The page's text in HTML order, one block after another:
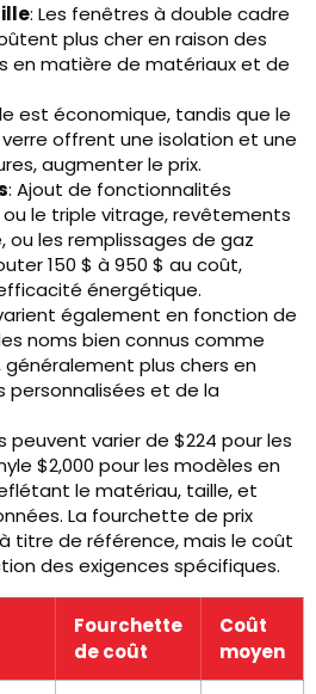
: Les fenêtres à double cadre
plus cher en raison des
en matière de matériaux et de
est économique, tandis que le
offrent une isolation et une
augmenter le prix.
: Ajout de fonctionnalités
le triple vitrage, revêtements
ou les remplissages de gaz
150 $ à 950 $ au coût,
énergétique.
également en fonction de
noms bien connus comme
généralement plus chers en
personnalisées et de la
varier de $224 pour les
$2,000 pour les modèles en
le matériau, taille, et
La fourchette de prix
titre de référence, mais le coût
des exigences spécifiques.
Fourchette
de coût
Coût
moyen